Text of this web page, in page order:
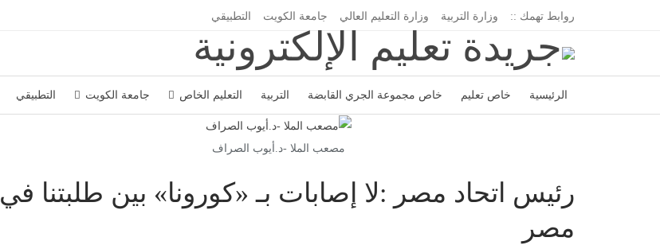
روابط تهمك :: وزارة التربية وزارة التعليم العالي جامعة الكويت التطبيقي
الرئيسية خاص تعليم خاص مجموعة الجري القابضة التربية التعليم الخاص جامعة الكويت التطبيقي
مصعب الملا -د.أيوب الصراف
رئيس اتحاد مصر :لا إصابات بـ «كورونا» بين طلبتنا في
مصر